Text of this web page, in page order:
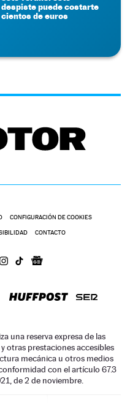
despiste puede costarte
cientos de euros
CONFIGURACIÓN DE COOKIES
CONTACTO
una reserva expresa de las
otras prestaciones accesibles
mecánica u otros medios
con el artículo 67.3
de 2 de noviembre.